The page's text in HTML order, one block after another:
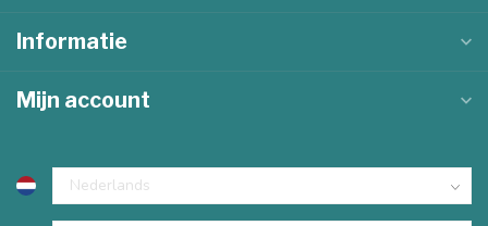
Informatie
Mijn account